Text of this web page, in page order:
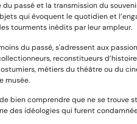
du passé et la transmission du
qui évoquent le quotidien et
tourments inédits par leur ampleur.
du passé, s'adressent aux
reconstitueurs
métiers du théâtre ou du
musée.
bien comprendre que ne se trouve
des idéologies qui furent
de
Paquet de